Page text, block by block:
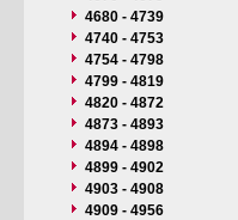
4680 - 4739
4740 - 4753
4754 - 4798
4799 - 4819
4820 - 4872
4873 - 4893
4894 - 4898
4899 - 4902
4903 - 4908
4909 - 4956